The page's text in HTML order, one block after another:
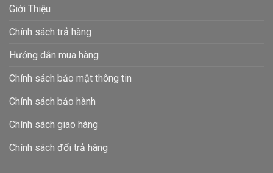
Giới Thiệu
Chính sách trả hàng
Hướng dẫn mua hàng
Chính sách bảo mật thông tin
Chính sách bảo hành
Chính sách giao hàng
Chính sách đổi trả hàng